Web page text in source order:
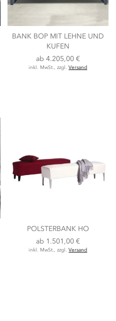
BANK BOP MIT LEHNE UND
KUFEN
ab 4.205,00 €
inkl. MwSt., zzgl.Versand
POLSTERBANK HO
ab 1.501,00 €
inkl. MwSt., zzgl.Versand